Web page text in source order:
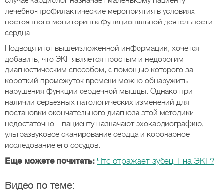
лечебно-профилактические мероприятия в условиях
постоянного мониторинга функциональной деятельности
сердца.
Подводя итог вышеизложенной информации, хочется
добавить, что ЭКГ является простым и недорогим
диагностическим способом, с помощью которого за
короткий промежуток времени можно обнаружить
нарушения функции сердечной мышцы. Однако при
наличии серьезных патологических изменений для
постановки окончательного диагноза этой методики
недостаточно – пациенту назначают эхокардиографию,
ультразвуковое сканирование сердца и коронарное
исследование его сосудов.
Еще можете почитать: Что отражает зубец Т на ЭКГ?
Видео по теме: